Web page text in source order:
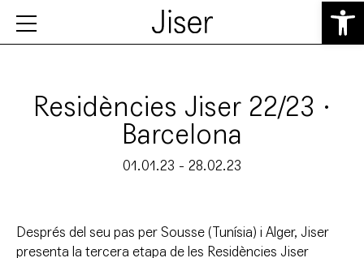
Obre la
Residències Jiser 22/23 ·
Barcelona
01.01.23 - 28.02.23
Després del seu pas per Sousse (Tunísia) i Alger, Jiser
presenta la tercera etapa de les Residències Jiser